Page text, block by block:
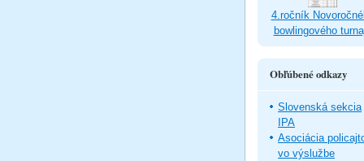
4.ročník
bowlingového
Obľúbené odkazy
Slovenská sekcia
IPA
Asociácia
vo výslužbe